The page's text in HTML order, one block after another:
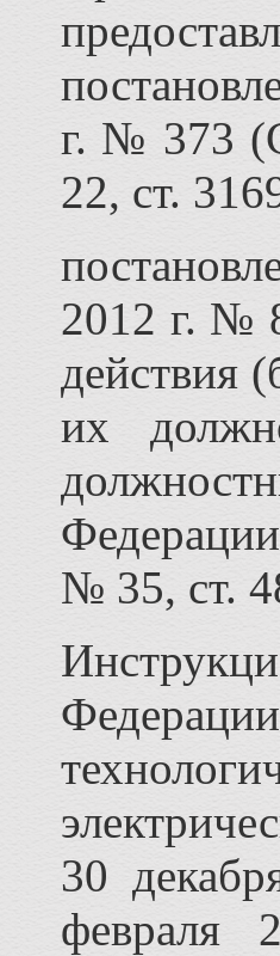
г. № 373
22, ст.
2012 г. №
действия
их
№ 35, ст.
30
февраля